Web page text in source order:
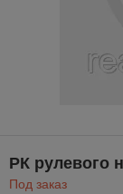
РК рулевого
Под заказ